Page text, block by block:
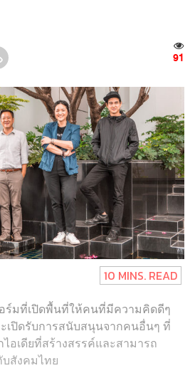
91
10 MINS. READ
ร์มที่เปิดพื้นที่ให้คนที่มีความคิดดีๆ
เปิดรับการสนับสนุนจากคนอื่นๆ ที่
อเดียที่สร้างสรรค์และสามารถ
สังคมไทย